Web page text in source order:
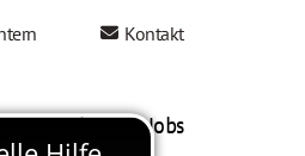
Kontakt
Mein AWO Jobs